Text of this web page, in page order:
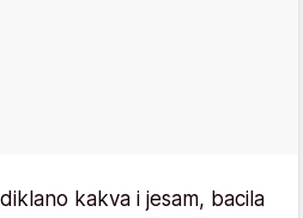
kakva i jesam, bacila